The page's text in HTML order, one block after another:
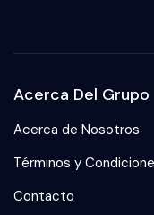
Acerca Del Grupo
Acerca de Nosotros
Términos y
Contacto